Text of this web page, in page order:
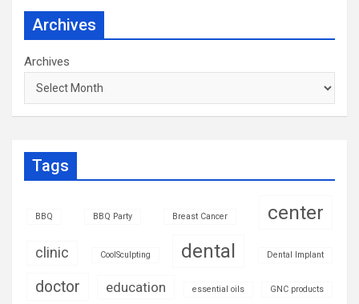
Archives
Archives
Tags
BBQ BBQ Party Breast Cancer center
clinic CoolSculpting dental Dental Implant
doctor education essential oils GNC products